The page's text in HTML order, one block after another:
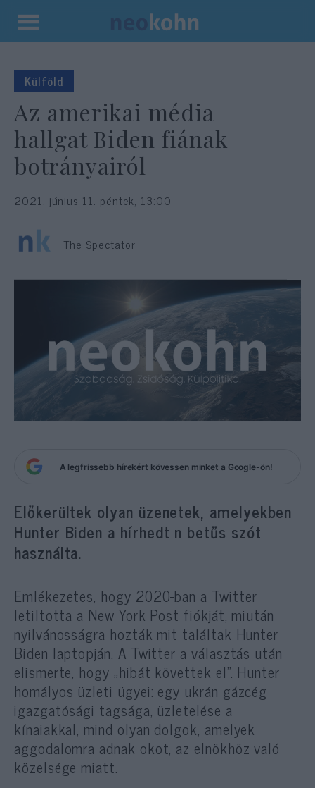
Kilépés
tartalomba
Külföld
Az amerikai média
hallgat Biden fiának
botrányairól
2021. június 11. péntek, 13:00
The Spectator
A legfrissebb hírekért kövessen minket a Google-ön!
Előkerültek olyan üzenetek, amelyekben
Hunter Biden a hírhedt n betűs szót
használta.
Emlékezetes, hogy 2020-ban a Twitter
letiltotta a New York Post fiókját, miután
nyilvánosságra hozták mit találtak Hunter
Biden laptopján. A Twitter a választás után
elismerte, hogy „hibát követtek el”. Hunter
homályos üzleti ügyei: egy ukrán gázcég
igazgatósági tagsága, üzletelése a
kínaiakkal, mind olyan dolgok, amelyek
aggodalomra adnak okot, az elnökhöz való
közelsége miatt.